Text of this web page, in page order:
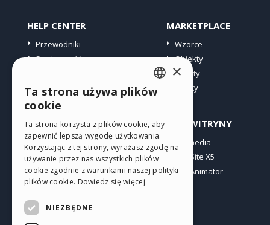
HELP CENTER
Przewodniki
Społeczność
MARKETPLACE
Wzorce
Obiekty
Punkty
Oferty
PROFIL
Moje wpisy
Moje licencje
Pobieranie
Web hosting
INNE WITRYNY
Incomedia
WebSite X5
WebAnimator
ENGLISH
GERMAN
SPANISH
PORTUGUESE
×
Ta strona używa plików
cookie
Ta strona korzysta z plików cookie, aby
zapewnić lepszą wygodę użytkowania.
Korzystając z tej strony, wyrażasz zgodę na
używanie przez nas wszystkich plików
cookie zgodnie z warunkami naszej polityki
plików cookie. Dowiedz się więcej
NIEZBĘDNE